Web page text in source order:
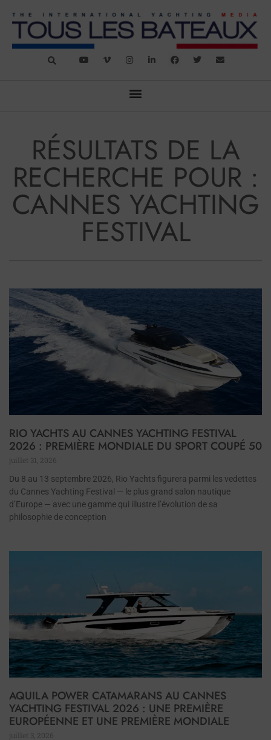
RÉSULTATS DE LA
RECHERCHE POUR :
CANNES YACHTING
FESTIVAL
RIO YACHTS AU CANNES YACHTING FESTIVAL
2026 : PREMIÈRE MONDIALE DU SPORT COUPÉ 50
juillet 31, 2026
Du 8 au 13 septembre 2026, Rio Yachts figurera parmi les vedettes
du Cannes Yachting Festival — le plus grand salon nautique
d’Europe — avec une gamme qui illustre l’évolution de sa
philosophie de conception
AQUILA POWER CATAMARANS AU CANNES
YACHTING FESTIVAL 2026 : UNE PREMIÈRE
EUROPÉENNE ET UNE PREMIÈRE MONDIALE
juillet 3, 2026